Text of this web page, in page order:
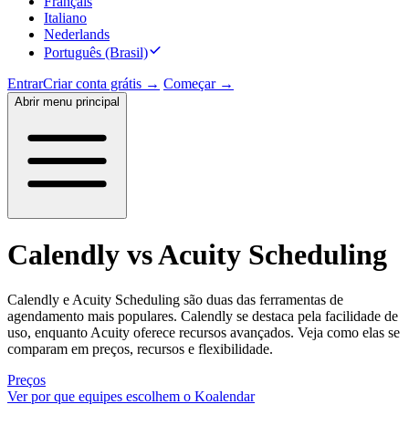
Italiano
Nederlands
Português (Brasil)
EntrarCriar conta grátis → Começar →
Abrir menu principal
Calendly vs Acuity Scheduling
Calendly e Acuity Scheduling são duas das ferramentas de
agendamento mais populares. Calendly se destaca pela facilidade de
uso, enquanto Acuity oferece recursos avançados. Veja como elas se
comparam em preços, recursos e flexibilidade.
Preços
Ver por que equipes escolhem o Koalendar